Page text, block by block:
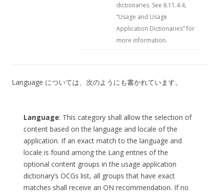
dictionaries. See 8.11.4.4,
“Usage and Usage
Application Dictionaries” for
more information.
Language については、次のようにも書かれています。
Language: This category shall allow the selection of
content based on the language and locale of the
application. If an exact match to the language and
locale is found among the Lang entries of the
optional content groups in the usage application
dictionary’s OCGs list, all groups that have exact
matches shall receive an ON recommendation. If no